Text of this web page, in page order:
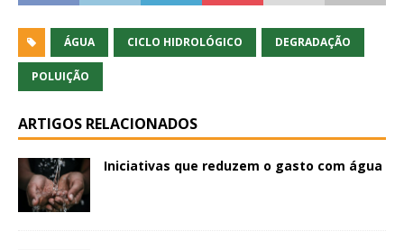
ÁGUA CICLO HIDROLÓGICO DEGRADAÇÃO
POLUIÇÃO
ARTIGOS RELACIONADOS
Iniciativas que reduzem o gasto com água